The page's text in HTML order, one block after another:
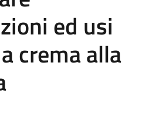
ed usi
crema alla